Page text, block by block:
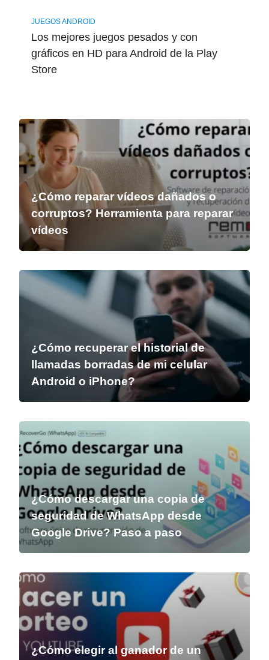
JUEGOS ANDROID
Los mejores juegos pesados y con
gráficos en HD para Android de la Play
Store
¿Cómo reparar vídeos dañados o
corruptos? Herramienta para reparar
vídeos
¿Cómo recuperar el historial de
llamadas borradas de mi celular
Android o iPhone?
¿Cómo descargar una copia de
seguridad de WhatsApp desde
Google Drive? Paso a paso
¿Cómo elegir al ganador de un